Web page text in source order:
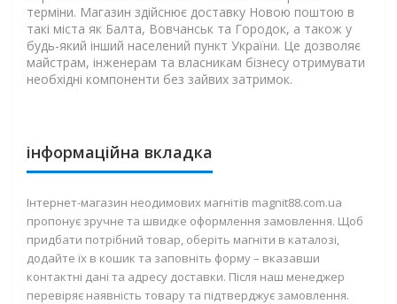
терміни. Магазин здійснює доставку Новою поштою в
такі міста як Балта, Вовчанськ та Городок, а також у
будь-який інший населений пункт України. Це дозволяє
майстрам, інженерам та власникам бізнесу отримувати
необхідні компоненти без зайвих затримок.
інформаційна вкладка
Інтернет-магазин неодимових магнітів magnit88.com.ua
пропонує зручне та швидке оформлення замовлення. Щоб
придбати потрібний товар, оберіть магніти в каталозі,
додайте їх в кошик та заповніть форму – вказавши
контактні дані та адресу доставки. Після наш менеджер
перевіряє наявність товару та підтверджує замовлення.